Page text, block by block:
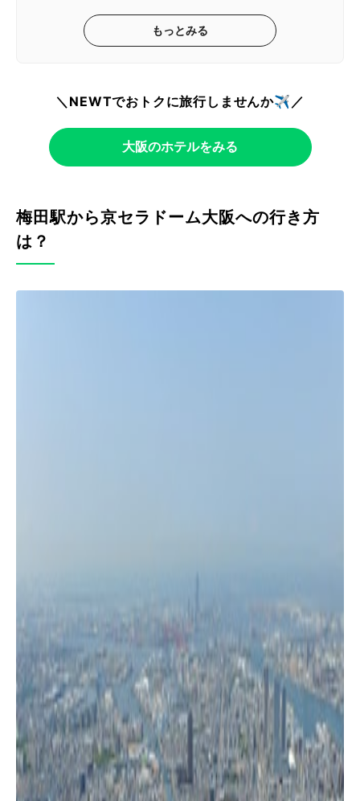
もっとみる
＼NEWTでおトクに旅行しませんか✈️／
大阪のホテルをみる
梅田駅から京セラドーム大阪への行き方
は？